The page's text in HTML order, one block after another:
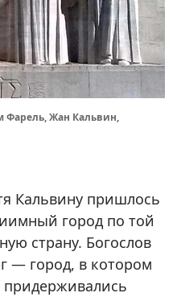
Фарель, Жан Кальвин,
Кальвину пришлось
город по той
страну. Богослов
— город, в котором